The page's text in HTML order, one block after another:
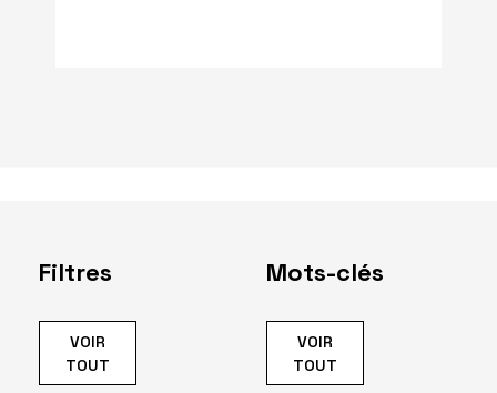
Filtres
VOIR
TOUT
Mots-clés
VOIR
TOUT